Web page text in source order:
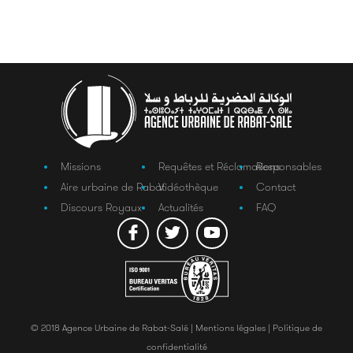
Missions
Aire urbaine de Rabat
Discours Royaux
Requêtes et Réclamations
Vidéothèque
Actualités
Responsables
Contact
FAQ
© 2018 Agence Urbaine de Rabat-Salé | Mentions légales | Politique de
confidentialité